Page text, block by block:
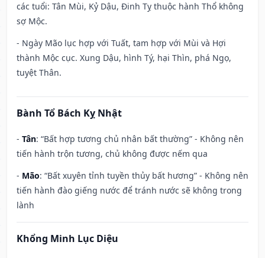
các tuổi: Tân Mùi, Kỷ Dậu, Đinh Tỵ thuộc hành Thổ không
sợ Mộc.
- Ngày Mão lục hợp với Tuất, tam hợp với Mùi và Hợi
thành Mộc cục. Xung Dậu, hình Tý, hại Thìn, phá Ngọ,
tuyệt Thân.
Bành Tổ Bách Kỵ Nhật
- Tân: “Bất hợp tương chủ nhân bất thường” - Không nên
tiến hành trộn tương, chủ không được nếm qua
- Mão: “Bất xuyên tỉnh tuyền thủy bất hương” - Không nên
tiến hành đào giếng nước để tránh nước sẽ không trong
lành
Khổng Minh Lục Diệu